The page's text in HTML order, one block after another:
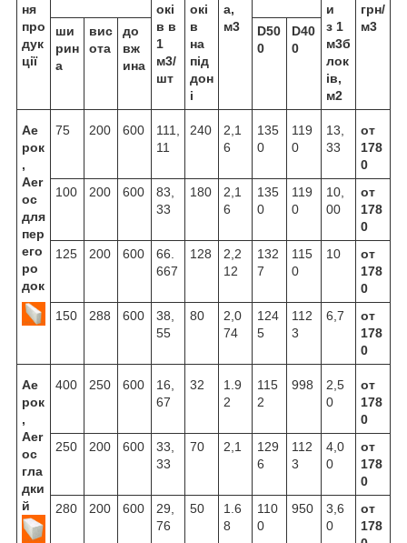
ня
про
дук
ції
окі
в в
1
м3/
шт
окі
в
на
під
дон
і
а,
м3
и
з 1
м3б
лок
ів,
м2
грн/
м3
ши
рин
а
вис
ота
до
вж
ина
D50
0
D40
0
Ае
рок
,
Aer
oc
для
пер
его
ро
док
75 200 600
111,
11
240
2,1
6
135
0
119
0
13,
33
от
178
0
100
200 600
83,
33
180
2,1
6
135
0
119
0
10,
00
от
178
0
125
200 600
66.
667
128
2,2
12
132
7
115
0
10
от
178
0
150
288 600
38,
55
80
2,0
74
124
5
112
3
6,7
от
178
0
Ае
рок
,
Aer
oc
гла
дки
й
400 250 600
16,
67
32
1.9
2
115
2
998
2,5
0
от
178
0
250
200 600
33,
33
70 2,1
129
6
112
3
4,0
0
от
178
0
280
200 600
29,
76
50
1.6
8
110
0
950
3,6
0
от
178